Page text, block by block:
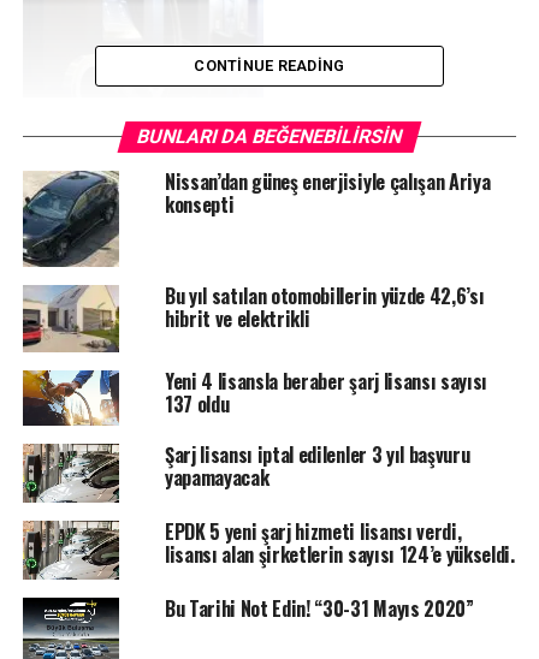
Yeşil Şarj İstasyonları Öne Çıkıyor
Elektrikli araç sahipleri, sürdürülebilir bir geleceğe katkı
sunuyor. Ağustos ayında şarj istasyonlarında tüketilen
toplam55 milyon kilovatsaatelektriğin büyük bir
bölümü, yani
yüzde 63,8’i
istasyonlarından”karşılandı. Bu durum, elektrikli araç
sektöründe çevreci yaklaşımların ne kadar önemli
olduğunu bir kez daha gösteriyor.
En Çok Şarj İstanbul, Ankara ve
İzmir’de
CONTINUE READING
BUNLARI DA BEĞENEBILIRSIN
Nissan’dan güneş enerjisiyle çalışan Ariya
konsepti
Bu yıl satılan otomobillerin yüzde 42,6’sı
hibrit ve elektrikli
Yeni 4 lisansla beraber şarj lisansı sayısı
137 oldu
Şarj lisansı iptal edilenler 3 yıl başvuru
yapamayacak
EPDK 5 yeni şarj hizmeti lisansı verdi,
lisansı alan şirketlerin sayısı 124’e yükseldi.
Bu Tarihi Not Edin! “30-31 Mayıs 2020”